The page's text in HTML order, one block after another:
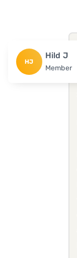
HJ
Hild J
Member